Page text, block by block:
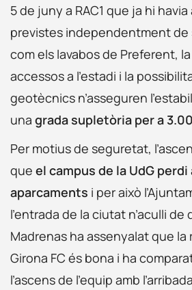
5 de juny a RAC1 que ja hi
previstes independentment de
com els lavabos de Preferent,
accessos a l’estadi i la
geotècnics n’asseguren
una grada supletòria per a
Per motius de seguretat,
que el campus de la UdG perdi
aparcaments i per això
l’entrada de la ciutat n’aculli de
Madrenas ha assenyalat que la
Girona FC és bona i ha
l’ascens de l’equip amb